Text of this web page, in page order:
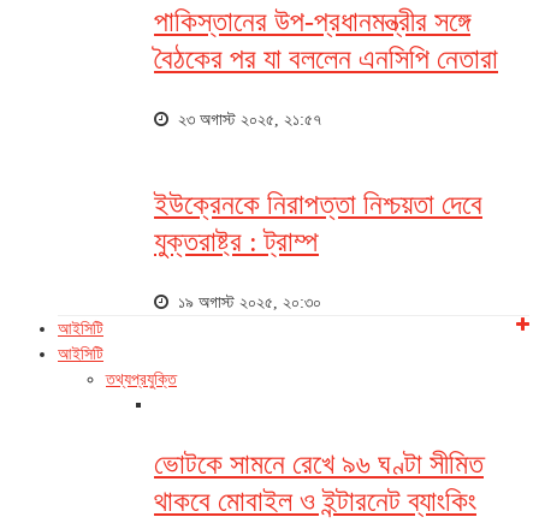
পাকিস্তানের উপ-প্রধানমন্ত্রীর সঙ্গে
বৈঠকের পর যা বললেন এনসিপি নেতারা
২৩ অগাস্ট ২০২৫, ২১:৫৭
ইউক্রেনকে নিরাপত্তা নিশ্চয়তা দেবে
যুক্তরাষ্ট্র : ট্রাম্প
১৯ অগাস্ট ২০২৫, ২০:৩০
আইসিটি
আইসিটি
তথ্যপ্রযুক্তি
ভোটকে সামনে রেখে ৯৬ ঘণ্টা সীমিত
থাকবে মোবাইল ও ইন্টারনেট ব্যাংকিং